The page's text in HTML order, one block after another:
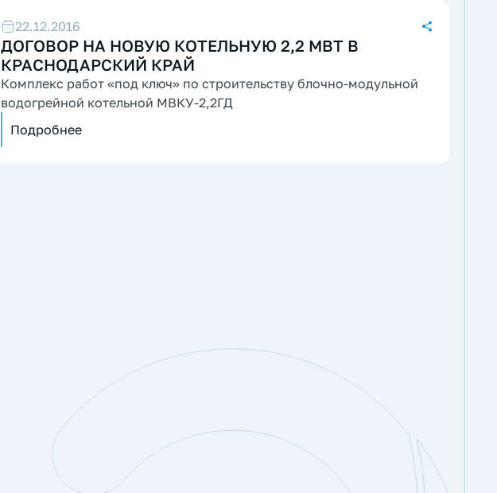
22.12.2016
ДОГОВОР НА НОВУЮ КОТЕЛЬНУЮ 2,2 МВТ В
КРАСНОДАРСКИЙ КРАЙ
Комплекс работ «под ключ» по строительству блочно-модульной
водогрейной котельной МВКУ-2,2ГД
Подробнее